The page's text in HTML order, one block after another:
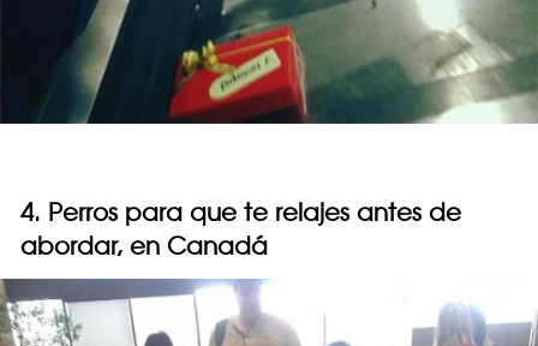
4. Perros para que te relajes antes de
abordar, en Canadá